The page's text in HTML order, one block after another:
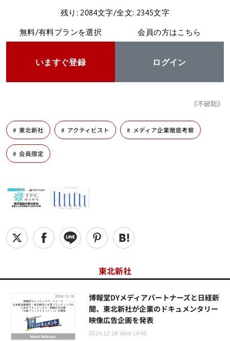
残り: 2084文字/全文: 2345文字
無料/有料プランを選択
いますぐ登録
会員の方はこちら
ログイン
《不破聡》
東北新社 アクティビスト メディア企業徹底考察
会員限定
東北新社
博報堂DYメディアパートナーズと日経新
聞、東北新社が企業のドキュメンタリー
映像広告企画を発表
2024.12.18 Wed 14:45